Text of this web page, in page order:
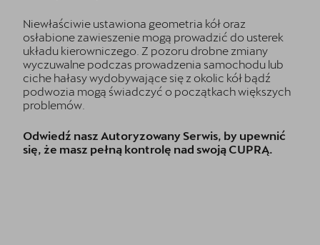
Niewłaściwie ustawiona geometria kół oraz
osłabione zawieszenie mogą prowadzić do usterek
układu kierowniczego. Z pozoru drobne zmiany
wyczuwalne podczas prowadzenia samochodu lub
ciche hałasy wydobywające się z okolic kół bądź
podwozia mogą świadczyć o początkach większych
problemów.
Odwiedź nasz Autoryzowany Serwis, by upewnić
się, że masz pełną kontrolę nad swoją CUPRĄ.